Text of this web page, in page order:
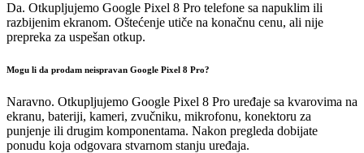
Da. Otkupljujemo Google Pixel 8 Pro telefone sa napuklim ili
razbijenim ekranom. Oštećenje utiče na konačnu cenu, ali nije
prepreka za uspešan otkup.
Mogu li da prodam neispravan Google Pixel 8 Pro?
Naravno. Otkupljujemo Google Pixel 8 Pro uređaje sa kvarovima na
ekranu, bateriji, kameri, zvučniku, mikrofonu, konektoru za
punjenje ili drugim komponentama. Nakon pregleda dobijate
ponudu koja odgovara stvarnom stanju uređaja.